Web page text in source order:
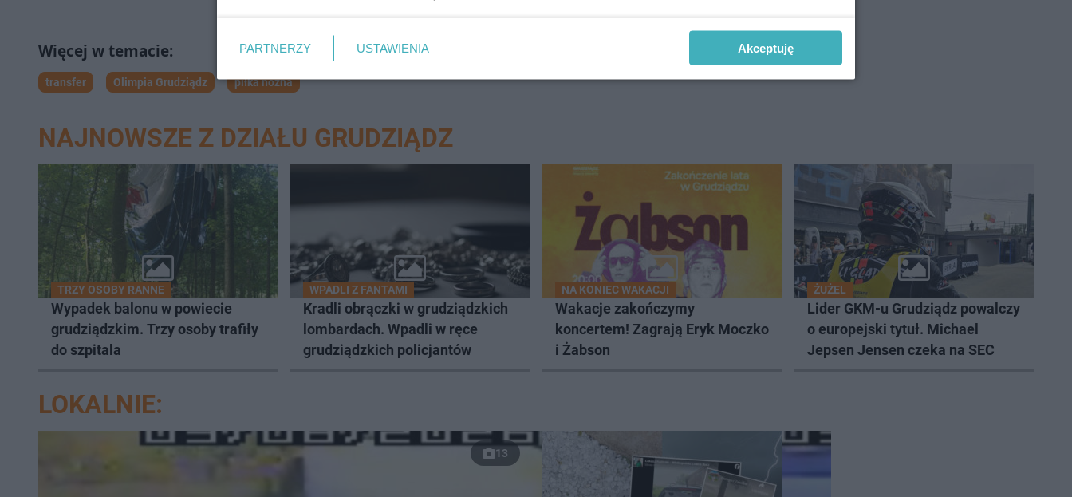
transfer Olimpia Grudziądz piłka nożna
NAJNOWSZE Z DZIAŁU GRUDZIĄDZ
TRZY OSOBY RANNE
Wypadek balonu w powiecie
grudziądzkim. Trzy osoby trafiły
do szpitala
WPADLI Z FANTAMI
Kradli obrączki w grudziądzkich
lombardach. Wpadli w ręce
grudziądzkich policjantów
NA KONIEC WAKACJI
Wakacje zakończymy
koncertem! Zagrają Eryk Moczko
i Żabson
ŻUŻEL
Lider GKM-u Grudziądz powalczy
o europejski tytuł. Michael
Jepsen Jensen czeka na SEC
LOKALNIE:
13
PARTNERZY USTAWIENIA Akceptuję